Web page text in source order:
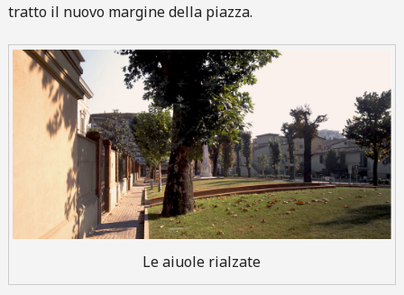
tratto il nuovo margine della piazza.
Le aiuole rialzate